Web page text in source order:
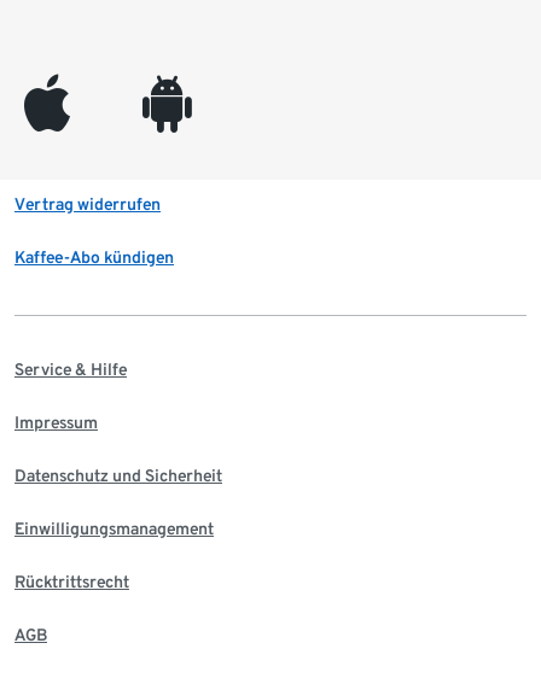
appleinc android
Vertrag widerrufen
Kaffee-Abo kündigen
Service & Hilfe
Impressum
Datenschutz und Sicherheit
Einwilligungsmanagement
Rücktrittsrecht
AGB